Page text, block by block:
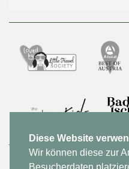
Diese Website
Wir können diese zur